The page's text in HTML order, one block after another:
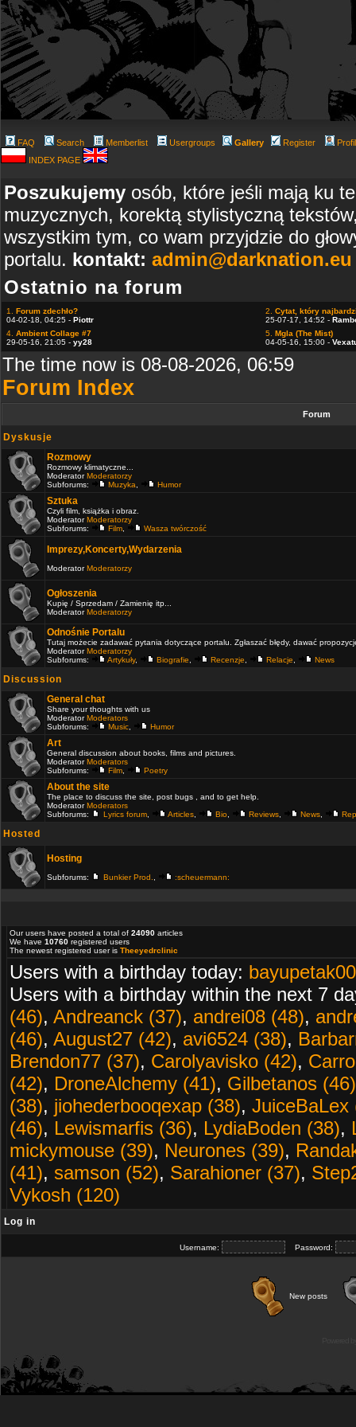
FAQ Search Memberlist Usergroups Gallery Register
INDEX PAGE
Poszukujemy osób, które jeśli mają ku
muzycznych, korektą stylistyczną
wszystkim tym, co wam przyjdzie do
portalu. kontakt: admin@darknation.eu
Ostatnio na forum
1. Forum zdechło?
04-02-18, 04:25 - Piottr
2. Cytat, który
25-07-17, 14:52 -
4. Ambient Collage #7
29-05-16, 21:05 - yy28
5. Mgla (The Mist)
04-05-16, 15:00 -
The time now is 08-08-2026, 06:59
Forum Index
Forum
Dyskusje
Rozmowy
Rozmowy klimatyczne...
ModeratorModeratorzy
Subforums:
Muzyka Humor
Sztuka
Czyli film, książka i obraz.
ModeratorModeratorzy
Subforums:
Film Wasza twórczość
Imprezy,Koncerty,Wydarzenia
ModeratorModeratorzy
Ogłoszenia
Kupię / Sprzedam / Zamienię itp...
ModeratorModeratorzy
Odnośnie Portalu
Tutaj możecie zadawać pytania dotyczące portalu. Zgłaszać błędy, dawać
ModeratorModeratorzy
Subforums:
Artykuły, Biografie Recenzje Relacje News
Discussion
General chat
Share your thoughts with us
ModeratorModerators
Subforums:
Music Humor
Art
General discussion about books, films and pictures.
ModeratorModerators
Subforums:
Film Poetry
About the site
The place to discuss the site, post bugs , and to get help.
ModeratorModerators
Subforums:
Lyrics forum Articles Bio Reviews News
Hosted
Hosting
Subforums: Bunkier Prod. :scheuermann:
Our users have posted a total of 24090 articles
We have 10760 registered users
The newest registered user is Theeyedrclinic
Users with a birthday today:
Users with a birthday within the next 7
(46), Andreanck (37), andrei08 (48),
(46), August27 (42), avi6524 (38),
Brendon77 (37), Carolyavisko (42),
(42), DroneAlchemy (41), Gilbetanos (46)
(38), jiohederbooqexap (38), JuiceBaLex
(46), Lewismarfis (36), LydiaBoden (38),
mickymouse (39), Neurones (39),
(41), samson (52), Sarahioner (37),
Vykosh (120)
Log in
Username: Password:
New posts